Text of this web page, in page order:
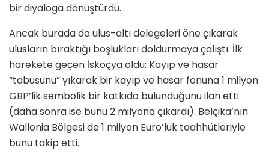
bir diyaloga dönüştürdü.
Ancak burada da ulus-altı delegeleri öne çıkarak
ulusların bıraktığı boşlukları doldurmaya çalıştı. İlk
harekete geçen İskoçya oldu: Kayıp ve hasar
“tabusunu” yıkarak bir kayıp ve hasar fonuna 1 milyon
GBP’lik sembolik bir katkıda bulunduğunu ilan etti
(daha sonra ise bunu 2 milyona çıkardı). Belçika’nın
Wallonia Bölgesi de 1 milyon Euro’luk taahhütleriyle
bunu takip etti.